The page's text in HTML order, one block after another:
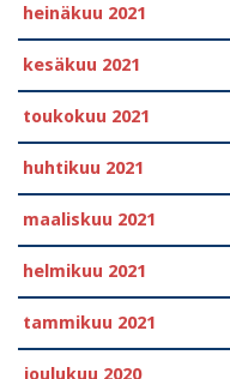
heinäkuu 2021
kesäkuu 2021
toukokuu 2021
huhtikuu 2021
maaliskuu 2021
helmikuu 2021
tammikuu 2021
joulukuu 2020